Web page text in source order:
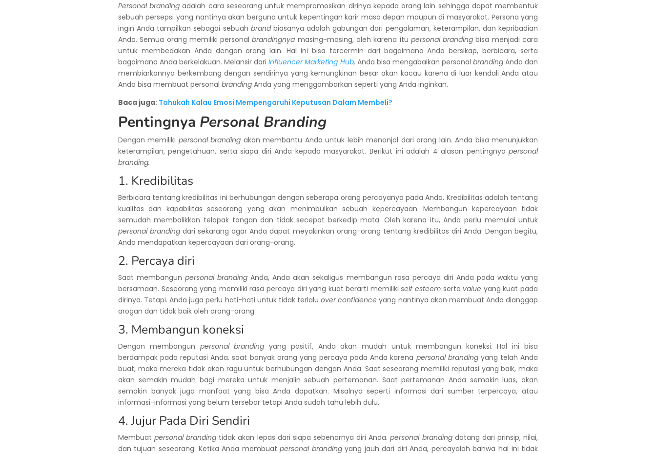
Personal branding adalah cara seseorang untuk mempromosikan dirinya kepada orang lain sehingga dapat membentuk
sebuah persepsi yang nantinya akan berguna untuk kepentingan karir masa depan maupun di masyarakat. Persona yang
ingin Anda tampilkan sebagai sebuah brandbiasanya adalah gabungan dari pengalaman, keterampilan, dan kepribadian
Anda. Semua orang memiliki personalbrandingnya masing-masing, oleh karena itu personal branding bisa menjadi cara
untuk membedakan Anda dengan orang lain. Hal ini bisa tercermin dari bagaimana Anda bersikap, berbicara, serta
bagaimana Anda berkelakuan. Melansir dariInfluencer Marketing Hub, Anda bisa mengabaikan personal brandingAnda dan
membiarkannya berkembang dengan sendirinya yang kemungkinan besar akan kacau karena di luar kendali Anda atau
Anda bisa membuat personal brandingAnda yang menggambarkan seperti yang Anda inginkan.
Baca juga: Tahukah Kalau Emosi Mempengaruhi Keputusan Dalam Membeli?
Pentingnya Personal Branding
Dengan memiliki personal branding akan membantu Anda untuk lebih menonjol dari orang lain. Anda bisa menunjukkan
keterampilan, pengetahuan, serta siapa diri Anda kepada masyarakat. Berikut ini adalah 4 alasan pentingnyapersonal
branding.
1. Kredibilitas
Berbicara tentang kredibilitas ini berhubungan dengan seberapa orang percayanya pada Anda. Kredibilitas adalah tentang
kualitas dan kapabilitas seseorang yang akan menimbulkan sebuah kepercayaan. Membangun kepercayaan tidak
semudah membalikkan telapak tangan dan tidak secepat berkedip mata. Oleh karena itu, Anda perlu memulai untuk
personal branding dari sekarang agar Anda dapat meyakinkan orang-orang tentang kredibilitas diri Anda. Dengan begitu,
Anda mendapatkan kepercayaan dari orang-orang.
2. Percaya diri
Saat membangunpersonal branding Anda, Anda akan sekaligus membangun rasa percaya diri Anda pada waktu yang
bersamaan. Seseorang yang memiliki rasa percaya diri yang kuat berarti memilikiself esteem serta value yang kuat pada
dirinya. Tetapi. Anda juga perlu hati-hati untuk tidak terlaluover confidence yang nantinya akan membuat Anda dianggap
arogan dan tidak baik oleh orang-orang.
3. Membangun koneksi
Dengan membangun personal branding yang positif, Anda akan mudah untuk membangun koneksi. Hal ini bisa
berdampak pada reputasi Anda. saat banyak orang yang percaya pada Anda karena personal brandingyang telah Anda
buat, maka mereka tidak akan ragu untuk berhubungan dengan Anda. Saat seseorang memiliki reputasi yang baik, maka
akan semakin mudah bagi mereka untuk menjalin sebuah pertemanan. Saat pertemanan Anda semakin luas, akan
semakin banyak juga manfaat yang bisa Anda dapatkan. Misalnya seperti informasi dari sumber terpercaya, atau
informasi-informasi yang belum tersebar tetapi Anda sudah tahu lebih dulu.
4. Jujur Pada Diri Sendiri
Membuatpersonal branding tidak akan lepas dari siapa sebenarnya diri Anda.personal brandingdatang dari prinsip, nilai,
dan tujuan seseorang. Ketika Anda membuatpersonal brandingyang jauh dari diri Anda, percayalah bahwa hal ini tidak